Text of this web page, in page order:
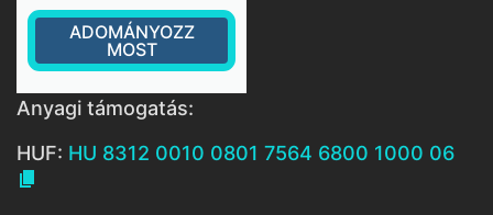
ADOMÁNYOZZ
MOST
Anyagi támogatás:
HUF: HU 8312 0010 0801 7564 6800 1000 06
